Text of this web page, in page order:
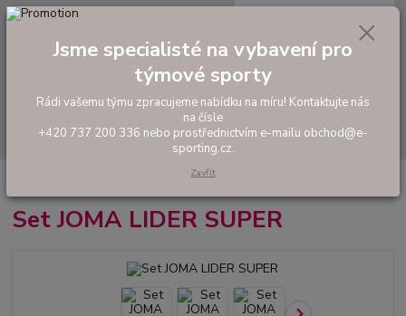
Hledat
tel: +420 737 200 336
0,00 Kč
Hráčské sety a soupravy
Set JOMA LIDER SUPER
Jsme specialisté na vybavení pro
týmové sporty
Rádi vašemu týmu zpracujeme nabídku na míru! Kontaktujte nás
na čísle
+420 737 200 336 nebo prostřednictvím e-mailu obchod@e-
sporting.cz.
Zavřít